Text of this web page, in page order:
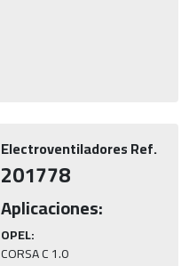
Electroventiladores Ref.
201778
Aplicaciones:
OPEL:
CORSA C 1.0